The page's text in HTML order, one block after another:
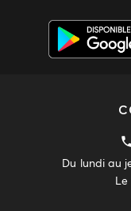
Du lundi au